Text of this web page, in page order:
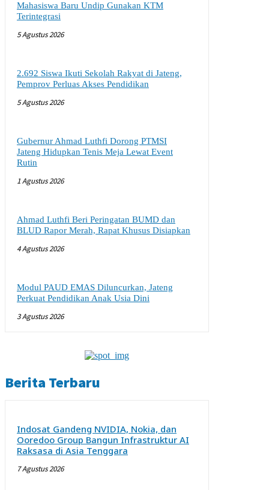
Mahasiswa Baru Undip Gunakan KTM
Terintegrasi
5 Agustus 2026
2.692 Siswa Ikuti Sekolah Rakyat di Jateng,
Pemprov Perluas Akses Pendidikan
5 Agustus 2026
Gubernur Ahmad Luthfi Dorong PTMSI
Jateng Hidupkan Tenis Meja Lewat Event
Rutin
1 Agustus 2026
Ahmad Luthfi Beri Peringatan BUMD dan
BLUD Rapor Merah, Rapat Khusus Disiapkan
4 Agustus 2026
Modul PAUD EMAS Diluncurkan, Jateng
Perkuat Pendidikan Anak Usia Dini
3 Agustus 2026
Berita Terbaru
Indosat Gandeng NVIDIA, Nokia, dan
Ooredoo Group Bangun Infrastruktur AI
Raksasa di Asia Tenggara
7 Agustus 2026